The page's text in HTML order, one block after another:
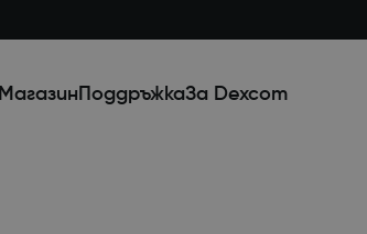
Магазин ПоддръжкаЗа Dexcom